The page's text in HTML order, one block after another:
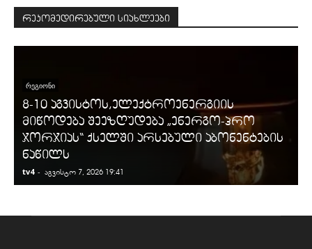
რეკომედირებული სიახლეები
ᲠᲔᲒᲘᲝᲜᲘ
8-10 აგვისტოს,ელექტროენერგიის
მიწოდება შეეზღუდება „ენერგო-პრო
ჯორჯიას“ ქსელში არსებული აბონენტების
ნაწილს
tv4 - აგვისტო 7, 2026 19:41